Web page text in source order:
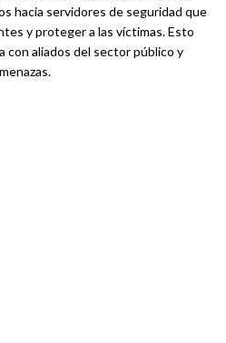
hacia servidores de seguridad que
y proteger a las víctimas. Esto
aliados del sector público y